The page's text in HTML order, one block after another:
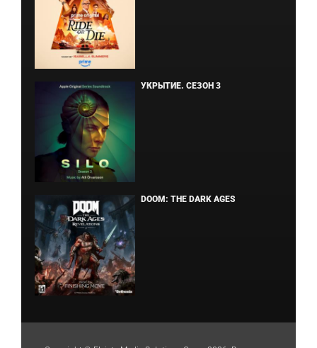
УКРЫТИЕ. СЕЗОН 3
DOOM: THE DARK AGES